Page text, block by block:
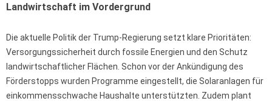
Landwirtschaft im Vordergrund
Die aktuelle Politik der Trump-Regierung setzt klare Prioritäten:
Versorgungssicherheit durch fossile Energien und den Schutz
landwirtschaftlicher Flächen. Schon vor der Ankündigung des
Förderstopps wurden Programme eingestellt, die Solaranlagen für
einkommensschwache Haushalte unterstützten. Zudem plant